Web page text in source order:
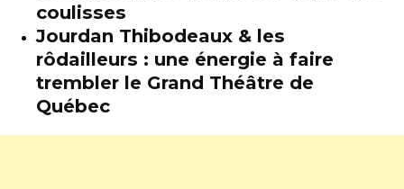
coulisses
Jourdan Thibodeaux & les
rôdailleurs : une énergie à faire
trembler le Grand Théâtre de
Québec